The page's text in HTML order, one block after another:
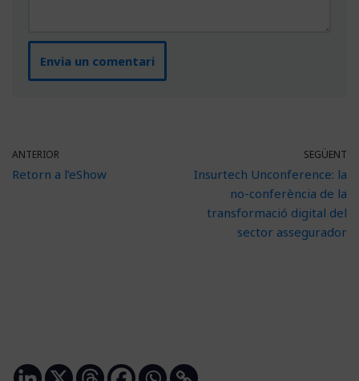
ANTERIOR
Retorn a l’eShow
SEGÜENT
Insurtech Unconference: la
no-conferència de la
transformació digital del
sector assegurador